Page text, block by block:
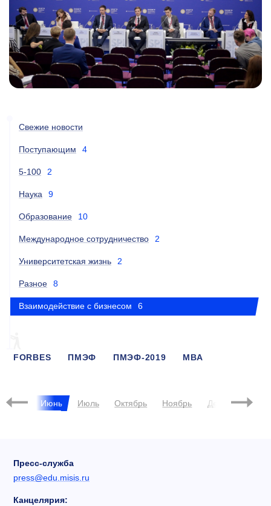
Свежие новости
Поступающим 4
5-100 2
Наука 9
Образование 10
Международное сотрудничество 2
Университетская жизнь 2
Разное 8
Взаимодействие с бизнесом 6
FORBES ПМЭФ ПМЭФ-2019 МВА
Май Июнь Июль Октябрь Ноябрь Декабрь
Пресс-служба
press@edu.misis.ru
Канцелярия: